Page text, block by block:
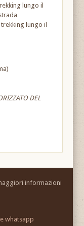
lungo il
trekking lungo il
DEL
informazioni
whatsapp